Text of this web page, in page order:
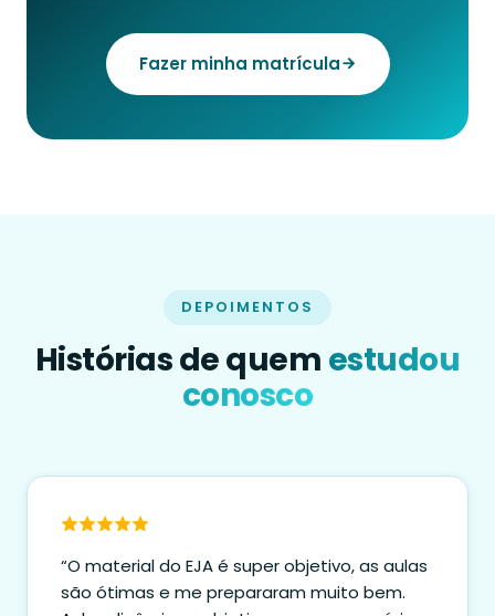
Fazer minha matrícula
DEPOIMENTOS
Histórias de quem estudou
conosco
“O material do EJA é super objetivo, as aulas
são ótimas e me prepararam muito bem.